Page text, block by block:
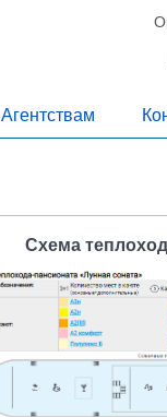
Агентствам
Cхема